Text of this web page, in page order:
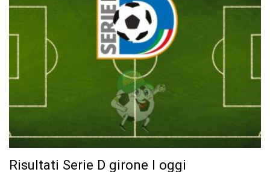
Risultati Serie D girone I oggi